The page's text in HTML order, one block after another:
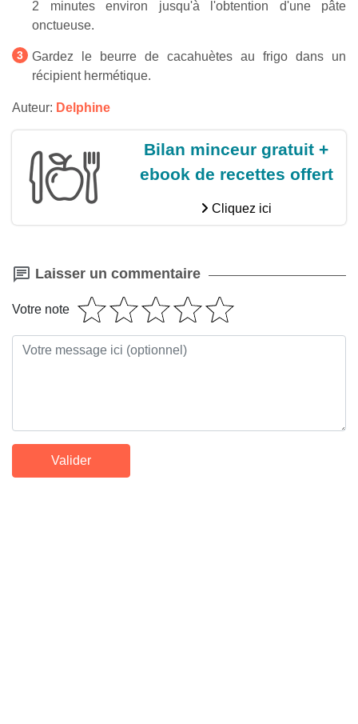
2 minutes environ jusqu'à l'obtention d'une pâte
onctueuse.
Gardez le beurre de cacahuètes au frigo dans un
récipient hermétique.
Auteur: Delphine
Bilan minceur gratuit +
ebook de recettes offert
Cliquez ici
Laisser un commentaire
Votre note